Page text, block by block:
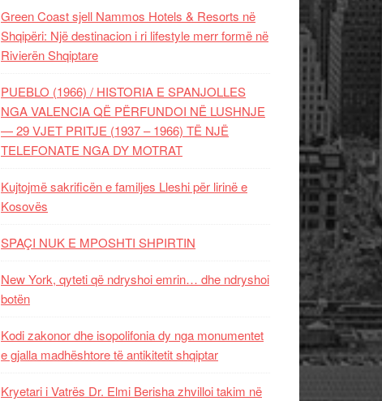
Green Coast sjell Nammos Hotels & Resorts në
Shqipëri: Një destinacion i ri lifestyle merr formë në
Rivierën Shqiptare
PUEBLO (1966) / HISTORIA E SPANJOLLES
NGA VALENCIA QË PËRFUNDOI NË LUSHNJE
— 29 VJET PRITJE (1937 – 1966) TË NJË
TELEFONATE NGA DY MOTRAT
Kujtojmë sakrificën e familjes Lleshi për lirinë e
Kosovës
SPAÇI NUK E MPOSHTI SHPIRTIN
New York, qyteti që ndryshoi emrin… dhe ndryshoi
botën
Kodi zakonor dhe isopolifonia dy nga monumentet
e gjalla madhështore të antikitetit shqiptar
Kryetari i Vatrës Dr. Elmi Berisha zhvilloi takim në